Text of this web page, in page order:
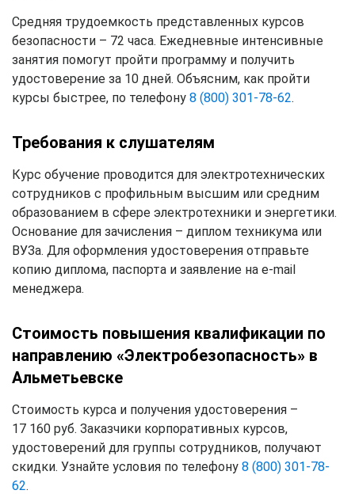
Средняя трудоемкость представленных курсов
безопасности – 72 часа. Ежедневные интенсивные
занятия помогут пройти программу и получить
удостоверение за 10 дней. Объясним, как пройти
курсы быстрее, по телефону 8 (800) 301-78-62.
Требования к слушателям
Курс обучение проводится для электротехнических
сотрудников с профильным высшим или средним
образованием в сфере электротехники и энергетики.
Основание для зачисления – диплом техникума или
ВУЗа. Для оформления удостоверения отправьте
копию диплома, паспорта и заявление на e-mail
менеджера.
Стоимость повышения квалификации по
направлению «Электробезопасность» в
Альметьевске
Стоимость курса и получения удостоверения –
17 160 руб. Заказчики корпоративных курсов,
удостоверений для группы сотрудников, получают
скидки. Узнайте условия по телефону 8 (800) 301-78-
62.